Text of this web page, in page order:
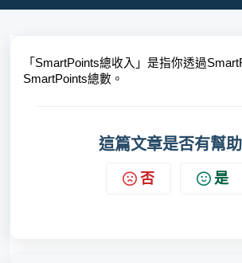
「SmartPoints總收入」是指你透過
SmartPoints總數。
這篇文章是否有幫
否 是